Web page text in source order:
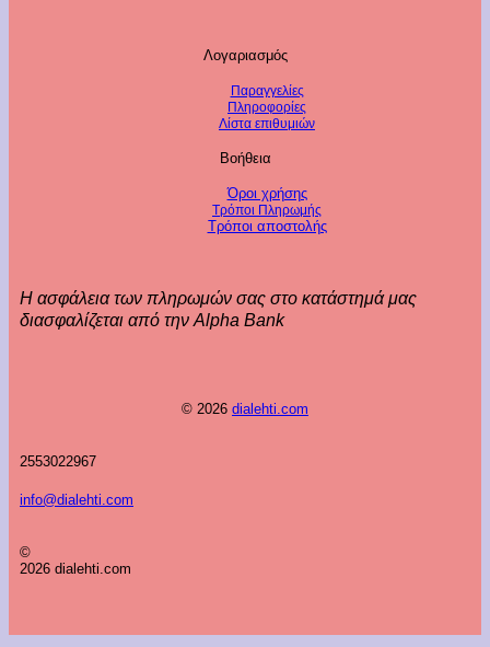
Λογαριασμός
Παραγγελίες
Πληροφορίες
Λίστα επιθυμιών
Βοήθεια
Όροι χρήσης
Τρόποι Πληρωμής
Τρόποι αποστολής
Η ασφάλεια των πληρωμών σας στο κατάστημά μας
διασφαλίζεται από την Alpha Bank
© 2026 dialehti.com
2553022967
info@dialehti.com
©
2026 dialehti.com